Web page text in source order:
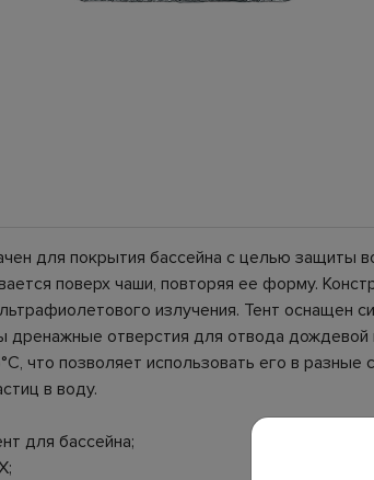
для покрытия бассейна с целью защиты
поверх чаши, повторяя ее форму.
излучения. Тент оснащен
дренажные отверстия для отвода
что позволяет использовать его в
в воду.
для бассейна;